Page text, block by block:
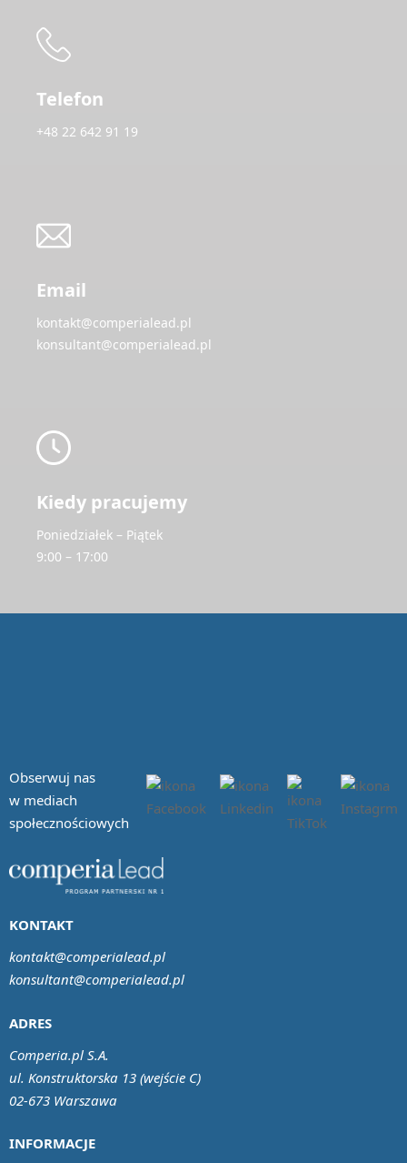
Telefon
+48 22 642 91 19
Email
kontakt@comperialead.pl
konsultant@comperialead.pl
Kiedy pracujemy
Poniedziałek – Piątek
9:00 – 17:00
Obserwuj nas
w mediach
społecznościowych
INFORMACJE
ADRES
Comperia.pl S.A.
ul. Konstruktorska 13 (wejście C)
02-673 Warszawa
KONTAKT
kontakt@comperialead.pl
konsultant@comperialead.pl